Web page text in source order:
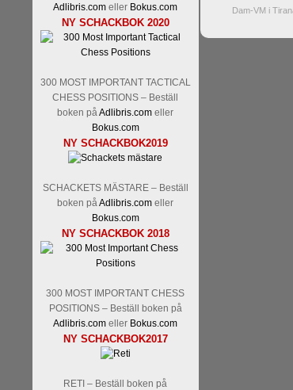
Adlibris.com eller Bokus.com
NY SCHACKBOK 2020
300 MOST IMPORTANT TACTICAL
CHESS POSITIONS – Beställ
boken påAdlibris.com eller
Bokus.com
NY SCHACKBOK2019
SCHACKETS MÄSTARE – Beställ
boken påAdlibris.com eller
Bokus.com
NY SCHACKBOK 2018
300 MOST IMPORTANT CHESS
POSITIONS – Beställ boken på
Adlibris.com eller Bokus.com
NY SCHACKBOK2017
RETI – Beställ boken på
Dam-VM i